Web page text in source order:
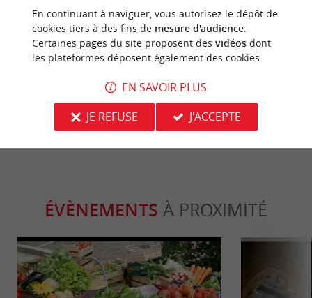
Venez voir le mascaret ! Vague géante
8,6 km - Vayres
Sportive
Château
Séjours /
ÉVÈNEMENTS À PROXIMITÉ
En continuant à naviguer, vous autorisez le dépôt de
cookies tiers à des fins de mesure d'audience.
Certaines pages du site proposent des vidéosdont
les plateformes déposent également des cookies.
EN SAVOIR PLUS
JE REFUSE
J'ACCEPTE